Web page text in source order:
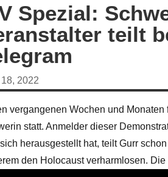
Spezial:
teilt
2022
vergangenen Wochen und
statt. Anmelder dieser
herausgestellt hat, teilt Gurr
den Holocaust verharmlosen.
unabhängiger Kandidat Christian